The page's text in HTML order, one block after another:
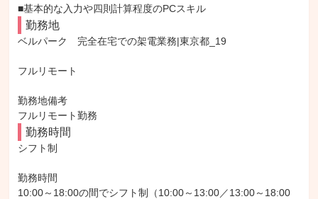
■基本的な入力や四則計算程度のPCスキル
勤務地
ベルパーク　完全在宅での架電業務|東京都_19
フルリモート
勤務地備考
フルリモート勤務
勤務時間
シフト制
勤務時間
10:00～18:00の間でシフト制（10:00～13:00／13:00～18:00